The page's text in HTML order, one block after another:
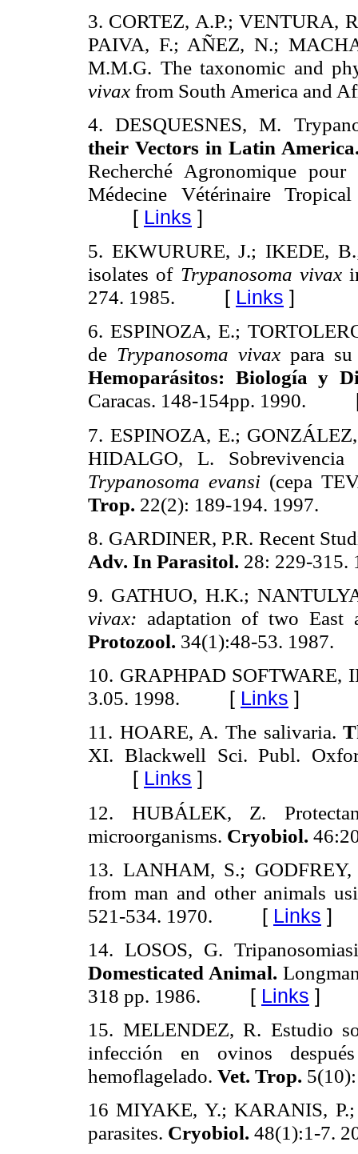
3. CORTEZ, A.P.; VENTURA,
PAIVA, F.; AÑEZ, N.;
M.M.G. The taxonomic and
vivax from South America and
4. DESQUESNES, M.
their Vectors in Latin America
Recherché Agronomique
Médecine Vétérinaire
[ Links ]
5. EKWURURE, J.; IKEDE,
isolates of Trypanosoma vivax
274. 1985.
[ Links ]
6. ESPINOZA, E.;
de Trypanosoma vivax para
Hemoparásitos: Biología y
Caracas. 148-154pp. 1990.
7. ESPINOZA, E.;
HIDALGO, L. Sobrevivencia
Trypanosoma evansi (cepa
Trop. 22(2): 189-194. 1997.
8. GARDINER, P.R. Recent
Adv. In Parasitol. 28: 229-315.
9. GATHUO, H.K.;
vivax: adaptation of two East
Protozool. 34(1):48-53. 1987.
10. GRAPHPAD SOFTWARE,
3.05. 1998. [ Links ]
11. HOARE, A. The salivaria.
XI. Blackwell Sci.Publ.
[ Links ]
12. HUBÁLEK, Z.
microorganisms. Cryobiol.
13. LANHAM, S.;
from man and other animals
521-534. 1970.
[ Links ]
14. LOSOS, G.
Domesticated Animal.
318 pp. 1986.
[ Links ]
15. MELENDEZ, R. Estudio
infección en ovinos
hemoflagelado. Vet. Trop.
16 MIYAKE, Y.; KARANIS,
parasites. Cryobiol. 48(1):1-7.